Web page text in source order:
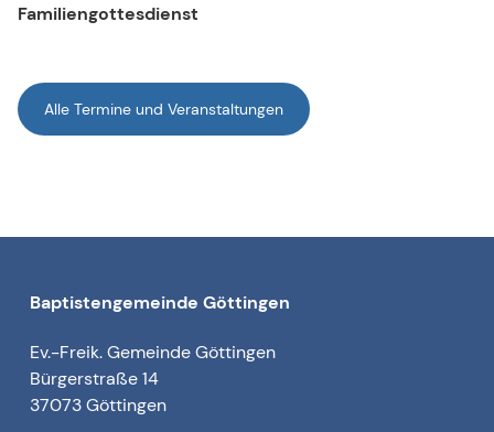
Familiengottesdienst
Alle Termine und Veranstaltungen
Baptistengemeinde Göttingen
Ev.-Freik. Gemeinde Göttingen
Bürgerstraße 14
37073 Göttingen